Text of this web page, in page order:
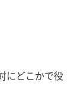
にどこかで役